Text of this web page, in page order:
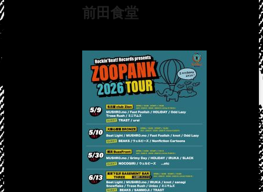
前田食堂